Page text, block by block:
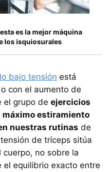
es la mejor máquina
los isquiosurales
bajo tensión está
con el aumento de
el grupo de ejercicios
máximo estiramiento
nuestras rutinas de
de tríceps sitúa
no sobre la
equilibrio exacto entre